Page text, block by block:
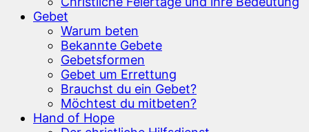
Gebet
Warum beten
Bekannte Gebete
Gebetsformen
Gebet um Errettung
Brauchst du ein Gebet?
Möchtest du mitbeten?
Hand of Hope